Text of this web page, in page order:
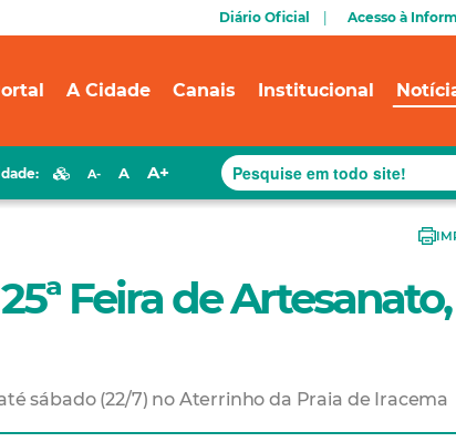
Diário Oficial Acesso à
A Cidade Canais Institucional
A- A A+
Feira de Artesanato,
sábado (22/7) no Aterrinho da Praia de Iracema